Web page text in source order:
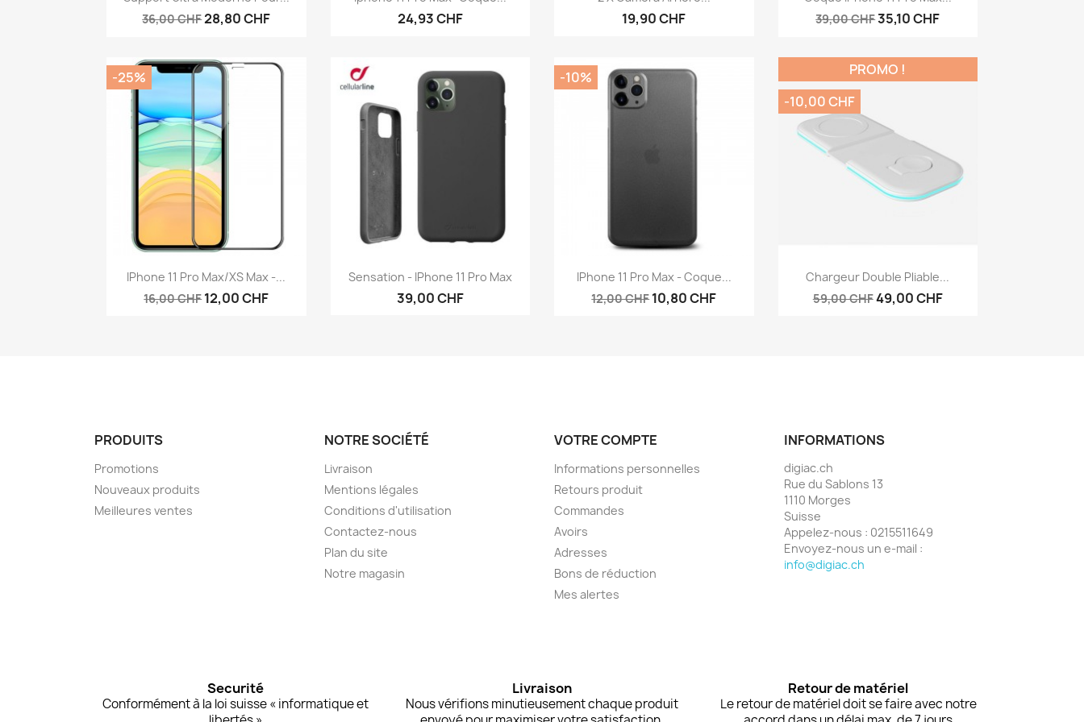
36,00 CHF28,80 CHF 24,93 CHF 19,90 CHF
39,00 CHF35,10 CHF
Aperçu rapide
IPhone 11 Pro Max/XS Max -...
16,00 CHF12,00 CHF
-25%
Aperçu rapide
Sensation - IPhone 11 Pro Max
39,00 CHF
 Aperçu rapide
IPhone 11 Pro Max - Coque...
12,00 CHF10,80 CHF
-10%
Aperçu rapide
Chargeur Double Pliable...
59,00 CHF49,00 CHF
PROMO !
-10,00 CHF
PRODUITS
Promotions
Nouveaux produits
Meilleures ventes
NOTRE SOCIÉTÉ
Livraison
Mentions légales
Conditions d'utilisation
Contactez-nous
Plan du site
Notre magasin
VOTRE COMPTE
Informations personnelles
Retours produit
Commandes
Avoirs
Adresses
Bons de réduction
Mes alertes
INFORMATIONS
digiac.ch
Rue du Sablons 13
1110 Morges
Suisse
Appelez-nous : 0215511649
Envoyez-nous un e-mail :
info@digiac.ch
Securité
Conformément à la loi suisse « informatique et
Livraison
Nous vérifions minutieusement chaque produit
Retour de matériel
Le retour de matériel doit se faire avec notre